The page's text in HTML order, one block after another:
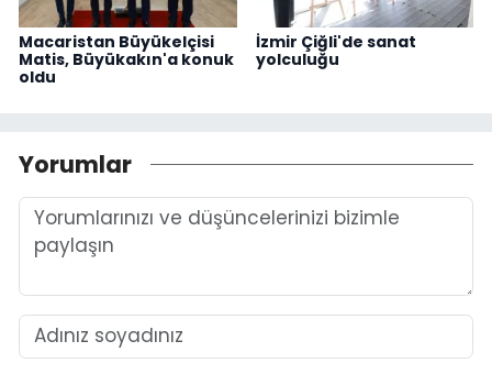
Macaristan Büyükelçisi
Matis, Büyükakın'a konuk
oldu
İzmir Çiğli'de sanat
yolculuğu
Yorumlar